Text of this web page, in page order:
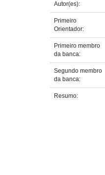
Autor(es):
Primeiro
Orientador:
Primeiro membro
da banca:
Segundo membro
da banca:
Resumo: